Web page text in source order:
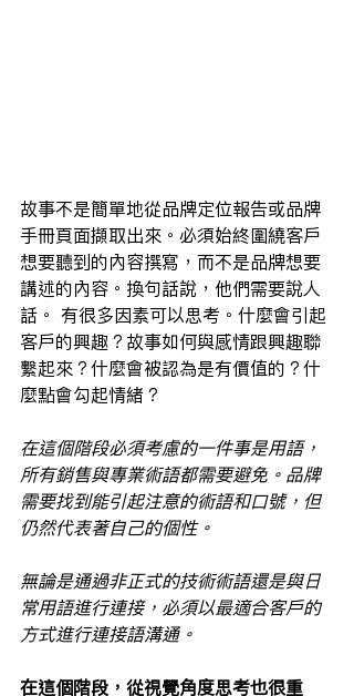
故事不是簡單地從品牌定位報告或品牌
手冊頁面擷取出來。必須始終圍繞客戶
想要聽到的內容撰寫，而不是品牌想要
講述的內容。換句話說，他們需要說人
話。 有很多因素可以思考。什麼會引起
客戶的興趣？故事如何與感情跟興趣聯
繫起來？什麼會被認為是有價值的？什
麼點會勾起情緒？
在這個階段必須考慮的一件事是用語，
所有銷售與專業術語都需要避免。品牌
需要找到能引起注意的術語和口號，但
仍然代表著自己的個性。
無論是通過非正式的技術術語還是與日
常用語進行連接，必須以最適合客戶的
方式進行連接語溝通。
在這個階段，從視覺角度思考也很重